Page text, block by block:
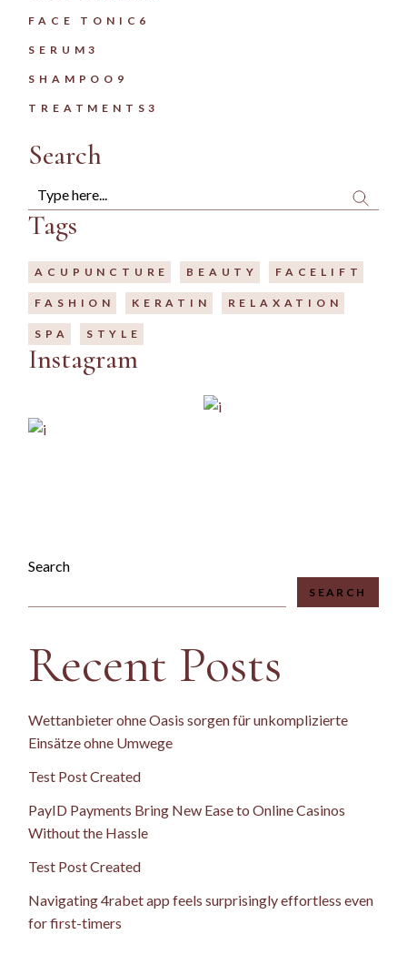
FACE TONIC 6
SERUM3
SHAMPOO 9
TREATMENTS3
Search
Search
Tags
ACUPUNCTURE BEAUTY FACELIFT
FASHION KERATIN RELAXATION
SPA STYLE
Instagram
Search
SEARCH
Recent Posts
Wettanbieter ohne Oasis sorgen für unkomplizierte
Einsätze ohne Umwege
Test Post Created
PayID Payments Bring New Ease to Online Casinos
Without the Hassle
Test Post Created
Navigating 4rabet app feels surprisingly effortless even
for first-timers